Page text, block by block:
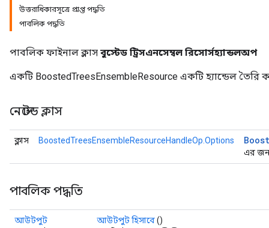
উত্তরাধিকারসূত্রে প্রাপ্ত পদ্ধতি
পাবলিক পদ্ধতি
পাবলিক ফাইনাল ক্লাস বুস্টেড ট্রিসএনসেম্বল রিসোর্সহ্যান্ডলঅপ
একটি BoostedTreesEnsembleResource একটি হ্যান্ডেল তৈরি
নেস্টেড ক্লাস
ক্লাস BoostedTreesEnsembleResourceHandleOp.Options
এর
পাবলিক পদ্ধতি
আউটপুট
আউটপুট হিসাবে()